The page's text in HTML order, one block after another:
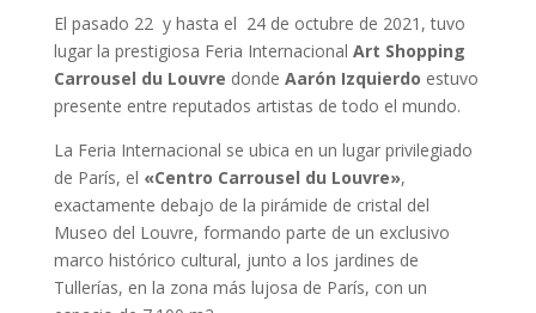
El pasado 22 y hasta el 24 de octubre de 2021, tuvo
lugar la prestigiosa Feria Internacional Art Shopping
Carrousel du Louvre donde Aarón Izquierdo estuvo
presente entre reputados artistas de todo el mundo.
La Feria Internacional se ubica en un lugar privilegiado
de París, el «Centro Carrousel du Louvre»,
exactamente debajo de la pirámide de cristal del
Museo del Louvre, formando parte de un exclusivo
marco histórico cultural, junto a los jardines de
Tullerías, en la zona más lujosa de París, con un